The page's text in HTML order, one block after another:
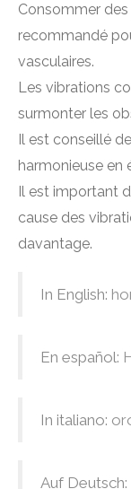
Consommer
recommandé
vasculaires.
Les vibrations
surmonter les
Il est conseillé
harmonieuse en
Il est important
cause des
davantage.
In English:
En español:
In italiano:
Auf Deutsch: